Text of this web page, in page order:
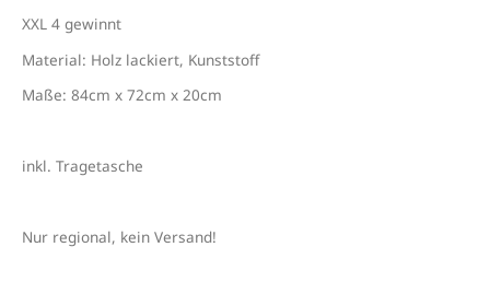
XXL 4 gewinnt
Material: Holz lackiert, Kunststoff
Maße: 84cm x 72cm x 20cm
inkl. Tragetasche
Nur regional, kein Versand!